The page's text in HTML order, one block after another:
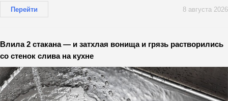
Перейти 8 августа 2026
Влила 2 стакана — и затхлая вонища и грязь растворились
со стенок слива на кухне